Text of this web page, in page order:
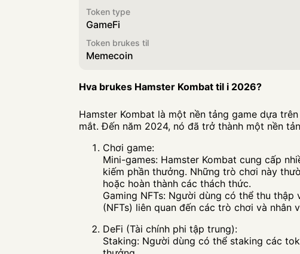
Token type
GameFi
Token brukes til
Memecoin
Hva brukes Hamster Kombat til i 2026?
Hamster Kombat là một nền tảng game dựa
mắt. Đến năm 2024, nó đã trở thành một nền
Chơi game:
Mini-games: Hamster Kombat cung cấp
kiếm phần thưởng. Những trò chơi này
hoặc hoàn thành các thách thức.
Gaming NFTs: Người dùng có thể thu
(NFTs) liên quan đến các trò chơi và nhân
DeFi (Tài chính phi tập trung):
Staking: Người dùng có thể staking các